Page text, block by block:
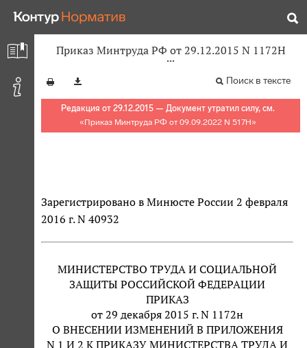
Приказ Минтруда РФ от 29.12.2015 N 1172Н
Поиск в тексте
Редакция от 29.12.2015 — Документ утратил силу, см.
«Приказ Минтруда РФ от 09.09.2022 N 517Н»
Зарегистрировано в Минюсте России 2 февраля
2016 г. N 40932
МИНИСТЕРСТВО ТРУДА И СОЦИАЛЬНОЙ
ЗАЩИТЫ РОССИЙСКОЙ ФЕДЕРАЦИИ
ПРИКАЗ
от 29 декабря 2015 г. N 1172н
О ВНЕСЕНИИ ИЗМЕНЕНИЙ В ПРИЛОЖЕНИЯ
N 1 И 2 К ПРИКАЗУ МИНИСТЕРСТВА ТРУДА И